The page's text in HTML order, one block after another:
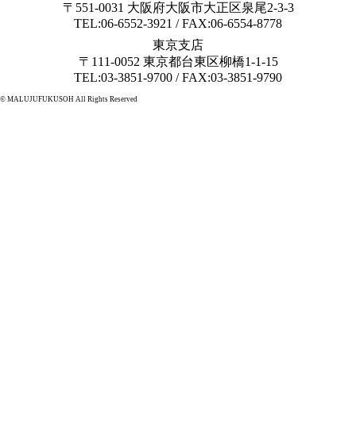
〒551-0031 大阪府大阪市大正区泉尾2-3-3
TEL:06-6552-3921 / FAX:06-6554-8778
東京支店
〒111-0052 東京都台東区柳橋1-1-15
TEL:03-3851-9700 / FAX:03-3851-9790
© MALUJUFUKUSOH All Rights Reserved